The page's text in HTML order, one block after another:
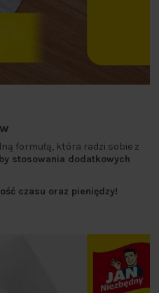
formułą, która radzi sobie z
stosowania dodatkowych
czasu oraz pieniędzy!